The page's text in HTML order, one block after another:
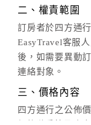
二、權責範圍
訂房者於四方通
EasyTravel客服
後，如需要異動
連絡對象。
三、價格內容
四方通行之公佈